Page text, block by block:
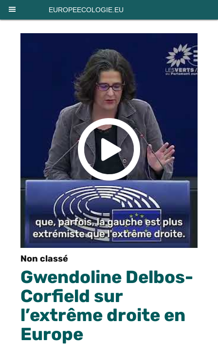
EUROPEECOLOGIE.EU
Non classé
Gwendoline Delbos-
Corfield sur
l’extrême droite en
Europe